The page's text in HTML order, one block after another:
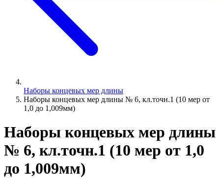
Наборы концевых мер длины
Наборы концевых мер длины № 6, кл.точн.1 (10 мер от
1,0 до 1,009мм)
Наборы концевых мер длины
№ 6, кл.точн.1 (10 мер от 1,0
до 1,009мм)